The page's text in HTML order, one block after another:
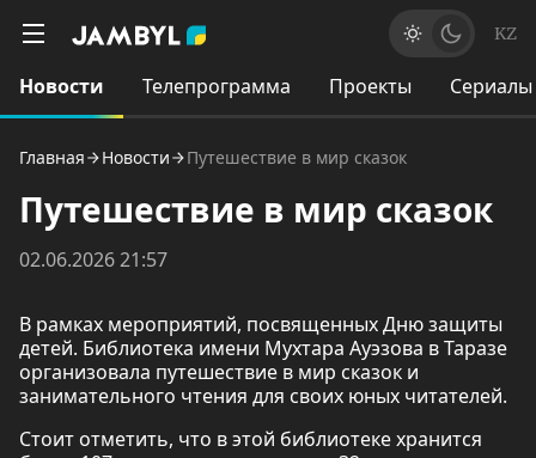
KZ
Новости Телепрограмма Проекты Сериалы
Главная Новости Путешествие в мир сказок
Путешествие в мир сказок
02.06.2026 21:57
В рамках мероприятий, посвященных Дню защиты
детей. Библиотека имени Мухтара Ауэзова в Таразе
организовала путешествие в мир сказок и
занимательного чтения для своих юных читателей.
Стоит отметить, что в этой библиотеке хранится